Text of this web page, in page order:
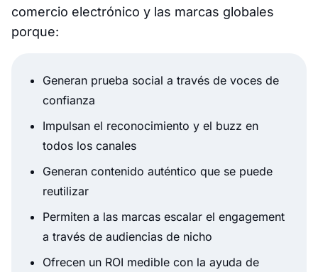
comercio electrónico y las marcas globales
porque:
Generan prueba social a través de voces de
confianza
Impulsan el reconocimiento y el buzz en
todos los canales
Generan contenido auténtico que se puede
reutilizar
Permiten a las marcas escalar el engagement
a través de audiencias de nicho
Ofrecen un ROI medible con la ayuda de